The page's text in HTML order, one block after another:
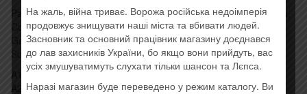
Part one from a live FM radio broadcast recorded at The Forum,
Copenhagen, Denmark, 27th November 1996.
Gatefold Cover, inner sleeve outside black, inside white.
Some radio comments are shown in the recording.
A1 Last Caress
A2 Creeping Death
На жаль, війна триває. Ворожа російська недоімперія
продовжує знищувати наші міста та вбивати людей.
Засновник та основний працівник магазину доєднався
до лав захисників України, бо якщо вони прийдуть, вас
усіх змушуватимуть слухати тільки шансон та Лєпса.
Наразі магазин буде переведено у режим каталогу. Ви